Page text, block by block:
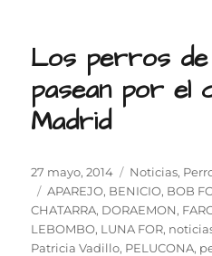
Los perros
pasean por el
Madrid
Publicado
el
27 mayo, 2014 Categorías
Noticias,
Etiquetas
APAREJO, BENICIO, BOB
CHATARRA, DORAEMON,
LEBOMBO, LUNA FOR,
Patricia Vadillo, PELUCONA,